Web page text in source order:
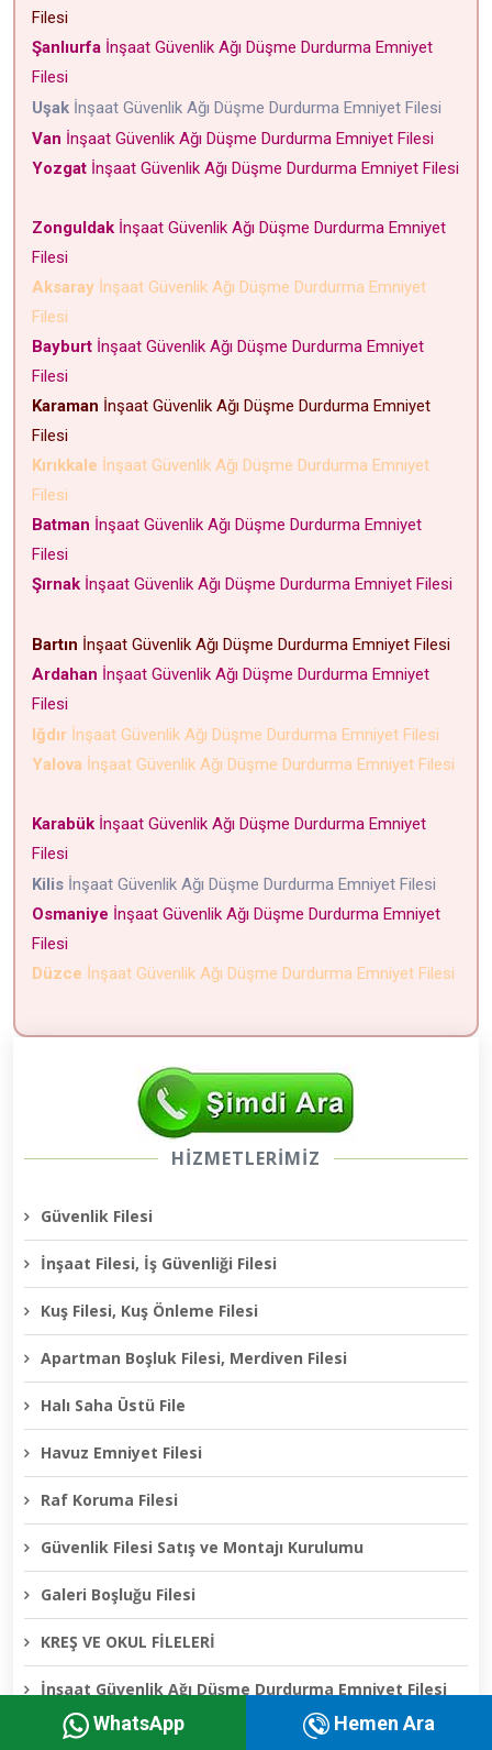
Filesi
Şanlıurfa İnşaat Güvenlik Ağı Düşme Durdurma Emniyet
Filesi
Uşak İnşaat Güvenlik Ağı Düşme Durdurma Emniyet Filesi
Van İnşaat Güvenlik Ağı Düşme Durdurma Emniyet Filesi
Yozgat İnşaat Güvenlik Ağı Düşme Durdurma Emniyet Filesi
Zonguldak İnşaat Güvenlik Ağı Düşme Durdurma Emniyet
Filesi
Aksaray İnşaat Güvenlik Ağı Düşme Durdurma Emniyet
Filesi
Bayburt İnşaat Güvenlik Ağı Düşme Durdurma Emniyet
Filesi
Karaman İnşaat Güvenlik Ağı Düşme Durdurma Emniyet
Filesi
Kırıkkale İnşaat Güvenlik Ağı Düşme Durdurma Emniyet
Filesi
Batman İnşaat Güvenlik Ağı Düşme Durdurma Emniyet
Filesi
Şırnak İnşaat Güvenlik Ağı Düşme Durdurma Emniyet Filesi
Bartın İnşaat Güvenlik Ağı Düşme Durdurma Emniyet Filesi
Ardahan İnşaat Güvenlik Ağı Düşme Durdurma Emniyet
Filesi
Iğdır İnşaat Güvenlik Ağı Düşme Durdurma Emniyet Filesi
Yalova İnşaat Güvenlik Ağı Düşme Durdurma Emniyet Filesi
Karabük İnşaat Güvenlik Ağı Düşme Durdurma Emniyet
Filesi
Kilis İnşaat Güvenlik Ağı Düşme Durdurma Emniyet Filesi
Osmaniye İnşaat Güvenlik Ağı Düşme Durdurma Emniyet
Filesi
Düzce İnşaat Güvenlik Ağı Düşme Durdurma Emniyet Filesi
HİZMETLERİMİZ
Güvenlik Filesi
İnşaat Filesi, İş Güvenliği Filesi
Kuş Filesi, Kuş Önleme Filesi
Apartman Boşluk Filesi, Merdiven Filesi
Halı Saha Üstü File
Havuz Emniyet Filesi
Raf Koruma Filesi
Güvenlik Filesi Satış ve Montajı Kurulumu
Galeri Boşluğu Filesi
KREŞ VE OKUL FİLELERİ
İnşaat Güvenlik Ağı Düşme Durdurma Emniyet Filesi
Fabrika Kuş Filesi
WhatsApp Hemen Ara